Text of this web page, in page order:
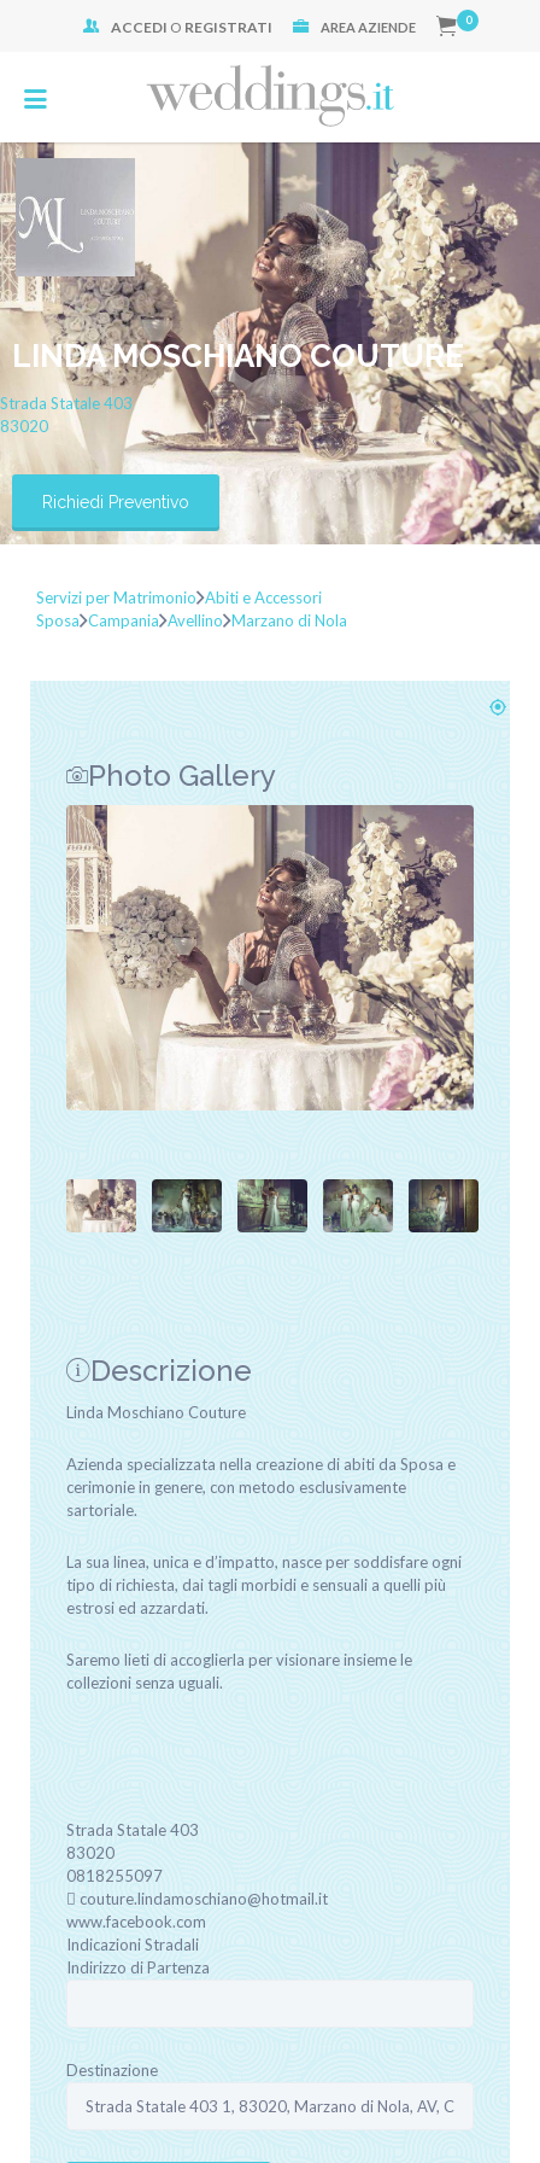
ACCEDI O REGISTRATI AREA AZIENDE 0
LINDA MOSCHIANO COUTURE
Strada Statale 403
83020
Richiedi Preventivo
Servizi per Matrimonio Abiti e Accessori
Sposa Campania Avellino Marzano di Nola
Photo Gallery
Descrizione
Linda Moschiano Couture
Azienda specializzata nella creazione di abiti da Sposa e
cerimonie in genere, con metodo esclusivamente
sartoriale.
La sua linea, unica e d’impatto, nasce per soddisfare ogni
tipo di richiesta, dai tagli morbidi e sensuali a quelli più
estrosi ed azzardati.
Saremo lieti di accoglierla per visionare insieme le
collezioni senza uguali.
Strada Statale 403
83020
0818255097
couture.lindamoschiano@hotmail.it
www.facebook.com
Indicazioni Stradali
Indirizzo di Partenza
Destinazione